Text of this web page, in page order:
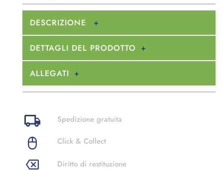
DESCRIZIONE
DETTAGLI DEL PRODOTTO
ALLEGATI
Spedizione gratuita
Click & Collect
Diritto di restituzione